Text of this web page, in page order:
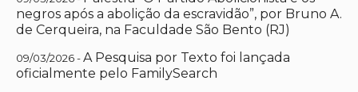
negros após a abolição da escravidão”, por Bruno A.
de Cerqueira, na Faculdade São Bento (RJ)
09/03/2026 -A Pesquisa por Texto foi lançada
oficialmente pelo FamilySearch